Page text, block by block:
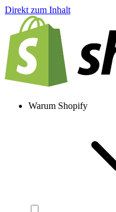
Direkt zum Inhalt
Warum Shopify